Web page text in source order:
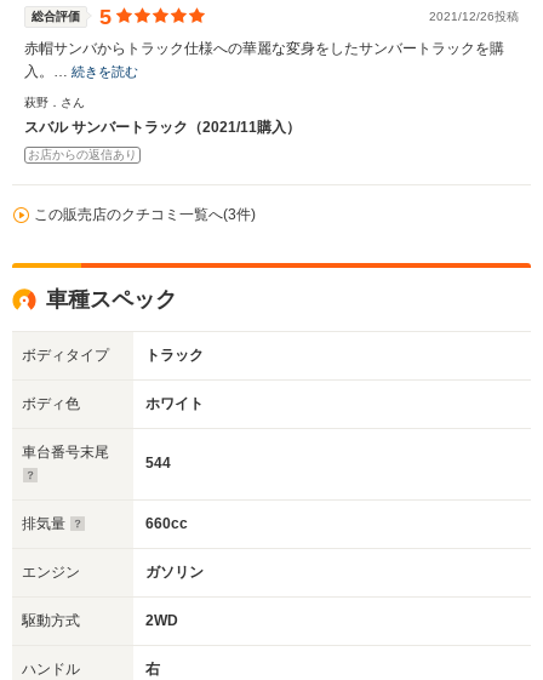
総合評価 5 2021/12/26投稿
赤帽サンバからトラック仕様への華麗な変身をしたサンバートラックを購
入。… 続きを読む
萩野．さん
スバル サンバートラック（2021/11購入）
お店からの返信あり
この販売店のクチコミ一覧へ(3件)
車種スペック
ボディタイプ トラック
ボディ色 ホワイト
車台番号末尾
544
排気量 660cc
エンジン ガソリン
駆動方式 2WD
ハンドル 右